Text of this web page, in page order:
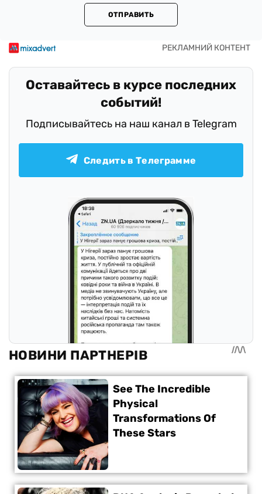
ОТПРАВИТЬ
Оставайтесь в курсе последних
событий!
Подписывайтесь на наш канал в Telegram
Следить в Телеграмме